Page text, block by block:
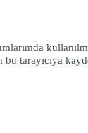
bu tarayıcıya